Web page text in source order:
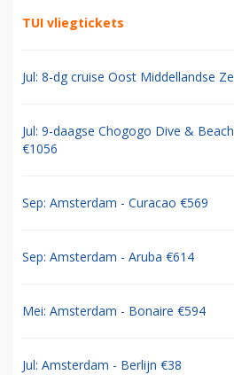
TUI vliegtickets
Jul: 8-dg cruise Oost Middellandse
Jul: 9-daagse Chogogo Dive &
€1056
Sep: Amsterdam - Curacao €569
Sep: Amsterdam - Aruba €614
Mei: Amsterdam - Bonaire €594
Jul: Amsterdam - Berlijn €38